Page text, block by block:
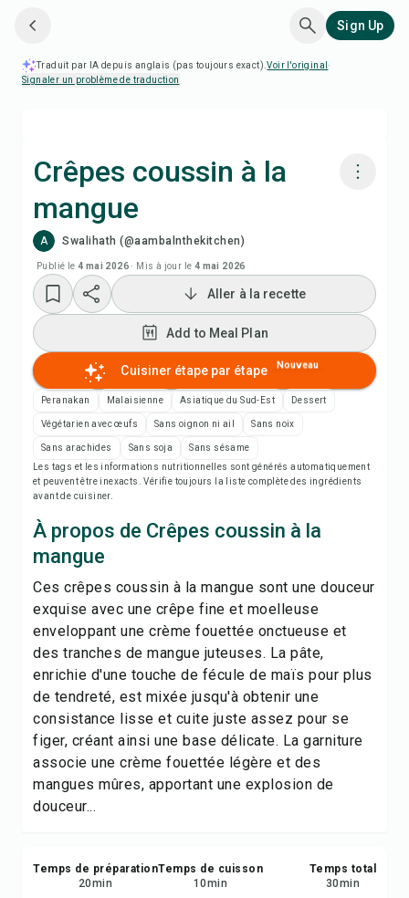
Sign Up
Traduit par IA depuis anglais (pas toujours exact).Voir l'original ·
Signaler un problème de traduction
Crêpes coussin à la
mangue
A Swalihath (@aambalnthekitchen)
Publié le 4 mai 2026 · Mis à jour le 4 mai 2026
Add to Meal Plan
Add to Shopping List
Notes de recette
Enregistrer
Aller à la recette
Add to Meal Plan
Cuisiner étape par étape Nouveau
Peranakan Malaisienne Asiatique du Sud-Est Dessert
Végétarien avec œufs Sans oignon ni ail Sans noix
Sans arachides Sans soja
Sans sésame
Les tags et les informations nutritionnelles sont générés automatiquement
et peuvent être inexacts. Vérifie toujours la liste complète des ingrédients
avant de cuisiner.
À propos de Crêpes coussin à la
mangue
Ces crêpes coussin à la mangue sont une douceur
exquise avec une crêpe fine et moelleuse
enveloppant une crème fouettée onctueuse et
des tranches de mangue juteuses. La pâte,
enrichie d'une touche de fécule de maïs pour plus
de tendreté, est mixée jusqu'à obtenir une
consistance lisse et cuite juste assez pour se
figer, créant ainsi une base délicate. La garniture
associe une crème fouettée légère et des
mangues mûres, apportant une explosion de
douceur...
Temps de préparation
20min
Temps de cuisson
10min
Temps total
30min